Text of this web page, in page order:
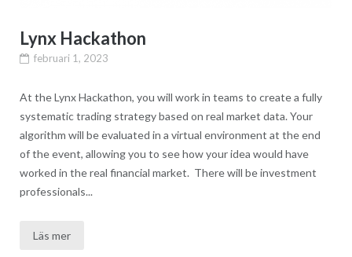
Lynx Hackathon
februari 1, 2023
At the Lynx Hackathon, you will work in teams to create a fully
systematic trading strategy based on real market data. Your
algorithm will be evaluated in a virtual environment at the end
of the event, allowing you to see how your idea would have
worked in the real financial market. There will be investment
professionals...
Läs mer